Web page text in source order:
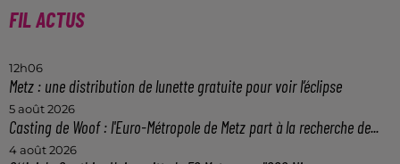
FIL ACTUS
12h06
Metz : une distribution de lunette gratuite pour voir l’éclipse
5 août 2026
Casting de Woof : l'Euro-Métropole de Metz part à la recherche de...
4 août 2026